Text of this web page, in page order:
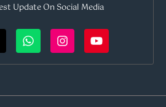
Update On Social Media